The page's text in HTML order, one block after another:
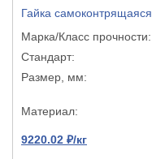
Гайка самоконтрящаяся
9220.02 ₽/кг